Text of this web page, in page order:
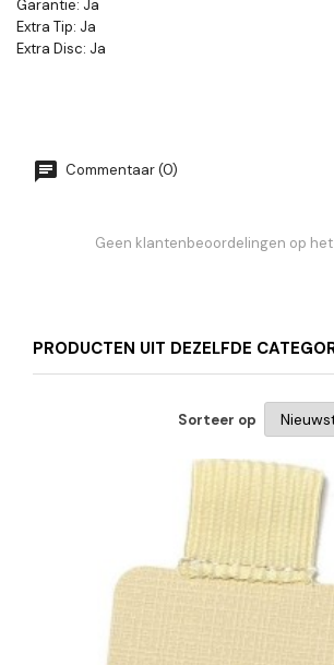
Garantie: Ja
Extra Tip: Ja
Extra Disc: Ja
Commentaar (0)
Geen klantenbeoordelingen op
PRODUCTEN UIT DEZELFDE
Sorteer op